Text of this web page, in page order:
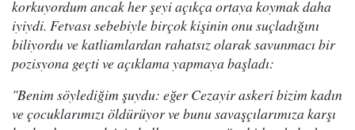
korkuyordum ancak her şeyi açıkça ortaya koymak daha
iyiydi. Fetvası sebebiyle birçok kişinin onu suçladığını
biliyordu ve katliamlardan rahatsız olarak savunmacı bir
pozisyona geçti ve açıklama yapmaya başladı:
"Benim söylediğim şuydu: eğer Cezayir askeri bizim kadın
ve çocuklarımızı öldürüyor ve bunu savaşçılarımıza karşı